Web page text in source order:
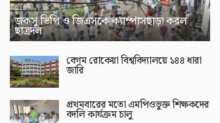
জকসু ভিপি ও জিএসকে ক্যাম্পাসছাড়া করল
ছাত্রদল
বেগম রোকেয়া বিশ্ববিদ্যালয়ে ১৪৪ ধারা
জারি
প্রথমবারের মতো এমপিওভুক্ত শিক্ষকদের
বদলি কার্যক্রম চালু